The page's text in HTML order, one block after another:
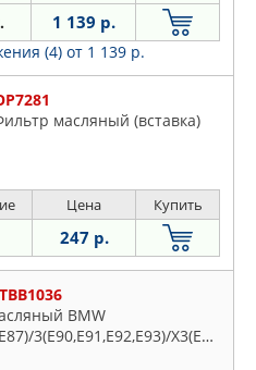
1 139 р.
(4) от 1 139 р.
масляный (вставка)
Цена Купить
247 р.
BMW
3(E90,E91,E92,E93)/X3(E83)